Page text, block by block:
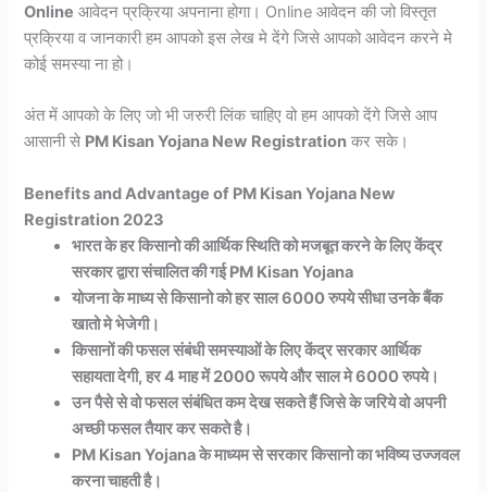
Online आवेदन प्रक्रिया अपनाना होगा। Online आवेदन की जो विस्तृत
प्रक्रिया व जानकारी हम आपको इस लेख मे देंगे जिसे आपको आवेदन करने मे
कोई समस्या ना हो।
अंत में आपको के लिए जो भी जरुरी लिंक चाहिए वो हम आपको देंगे जिसे आप
आसानी से PM Kisan Yojana New Registration कर सके।
Benefits and Advantage of PM Kisan Yojana New
Registration 2023
भारत के हर किसानो की आर्थिक स्थिति को मजबूत करने के लिए केंद्र
सरकार द्वारा संचालित की गई PM Kisan Yojana
योजना के माध्य से किसानो को हर साल 6000 रुपये सीधा उनके बैंक
खातो मे भेजेगी।
किसानों की फसल संबंधी समस्याओं के लिए केंद्र सरकार आर्थिक
सहायता देगी, हर 4 माह में 2000 रूपये और साल मे 6000 रुपये।
उन पैसे से वो फसल संबंधित कम देख सकते हैं जिसे के जरिये वो अपनी
अच्छी फसल तैयार कर सकते है।
PM Kisan Yojana के माध्यम से सरकार किसानो का भविष्य उज्जवल
करना चाहती है।